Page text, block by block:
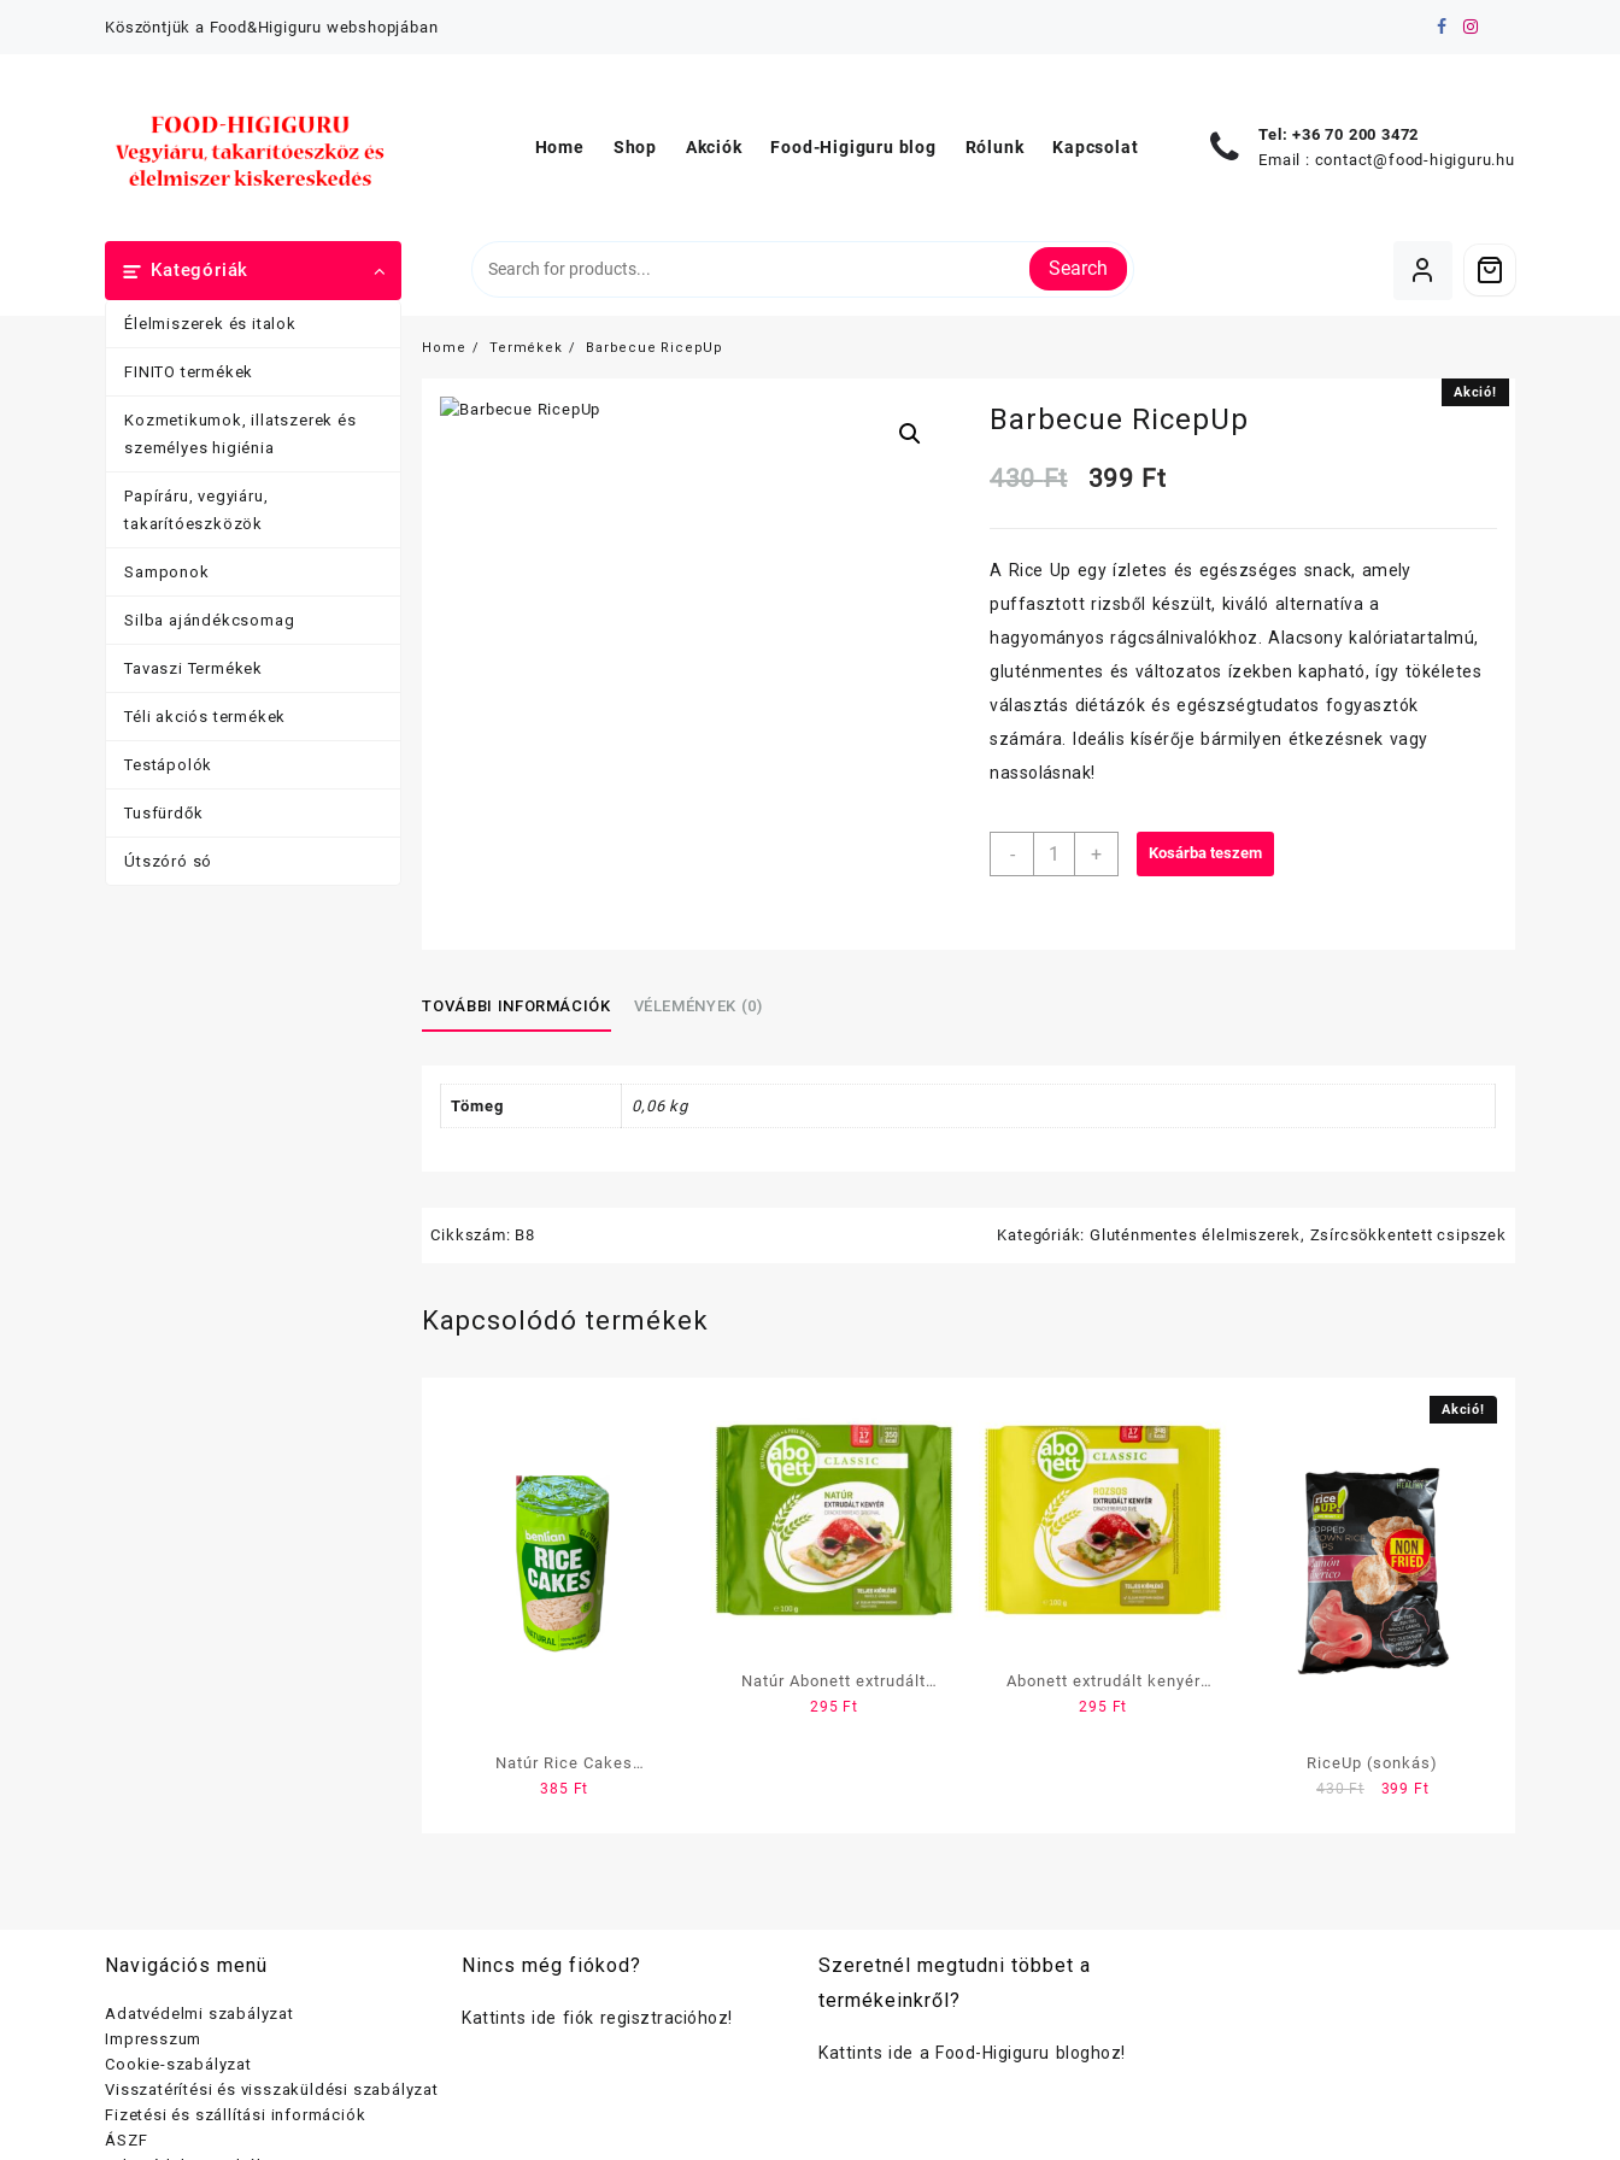
Köszöntjük a Food&Higiguru webshopjában
Home Shop Akciók Food-Higiguru blog Rólunk Kapcsolat
Tel: +36 70 200 3472
Email : contact@food-higiguru.hu
Kategóriák
Élelmiszerek és italok
FINITO termékek
Kozmetikumok, illatszerek és
személyes higiénia
Papíráru, vegyiáru,
takarítóeszközök
Samponok
Silba ajándékcsomag
Tavaszi Termékek
Téli akciós termékek
Testápolók
Tusfürdők
Útszóró só
Search
Home Termékek Barbecue RicepUp
Akció!
Barbecue RicepUp
430Ft
Original
was:
430 Ft.
399 FtCurrent
is:
399 Ft.
A Rice Up egy ízletes és egészséges snack, amely
puffasztott rizsből készült, kiváló alternatíva a
hagyományos rágcsálnivalókhoz. Alacsony kalóriatartalmú,
gluténmentes és változatos ízekben kapható, így tökéletes
választás diétázók és egészségtudatos fogyasztók
számára. Ideális kísérője bármilyen étkezésnek vagy
nassolásnak!
-
Barbecue+ Kosárba teszem
Akció!
TOVÁBBI INFORMÁCIÓK VÉLEMÉNYEK (0)
Tömeg 0,06 kg
Cikkszám: B8 Kategóriák: Gluténmentes élelmiszerek , Zsírcsökkentett csipszek
Kapcsolódó termékek
Natúr Rice Cakes
puffasztott rizs
385 Ft
Natúr Abonett extrudált
kenyér
295 Ft
Abonett extrudált kenyér
Rozsos
295 Ft
Akció!
RiceUp (sonkás)
430Ft
Original
399 FtCurrent
Navigációs menü
Adatvédelmi szabályzat
Impresszum
Cookie-szabályzat
Visszatérítési és visszaküldési szabályzat
Fizetési és szállítási információk
ÁSZF
Nincs még fiókod?
Kattints ide fiók regisztracióhoz!
Szeretnél megtudni többet a
termékeinkről?
Kattints ide a Food-Higiguru bloghoz!